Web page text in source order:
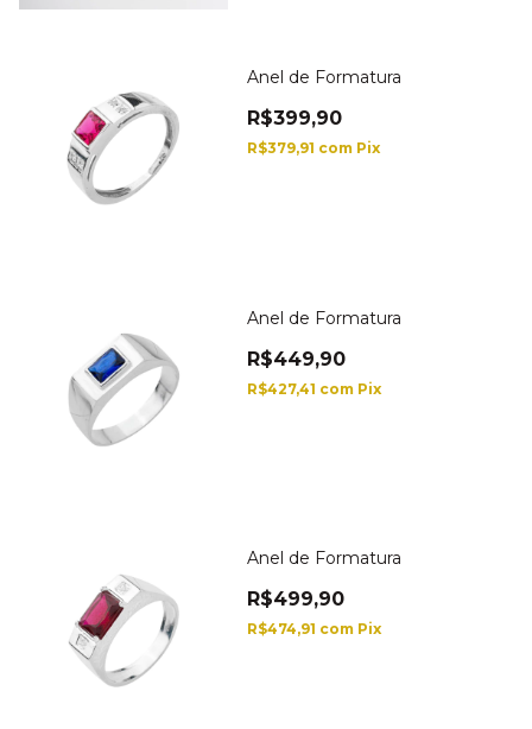
Anel de Formatura
R$399,90
R$379,91 com Pix
Anel de Formatura
R$449,90
R$427,41 com Pix
Anel de Formatura
R$499,90
R$474,91 com Pix